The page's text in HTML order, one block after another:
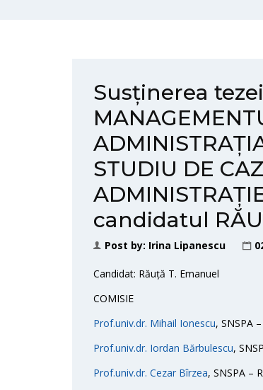
Susținerea
STUDIU DE
candidatul
Post by: Irina Lipanescu
Candidat: Răuță T. Emanuel
COMISIE
Prof.univ.dr. Mihail Ionescu, SNSPA
Prof.univ.dr. Iordan Bărbulescu,
Prof.univ.dr. Cezar Bîrzea, SNSPA –